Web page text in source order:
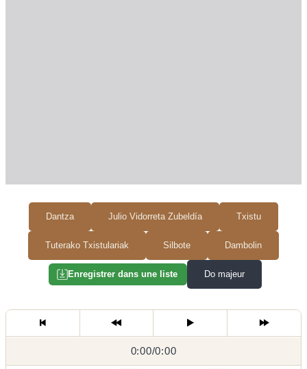
Dantza Julio Vidorreta Zubeldía Txistu
Tuterako Txistulariak Silbote Dambolin
Enregistrer dans une liste Do majeur
0:00/
0:00/0:00